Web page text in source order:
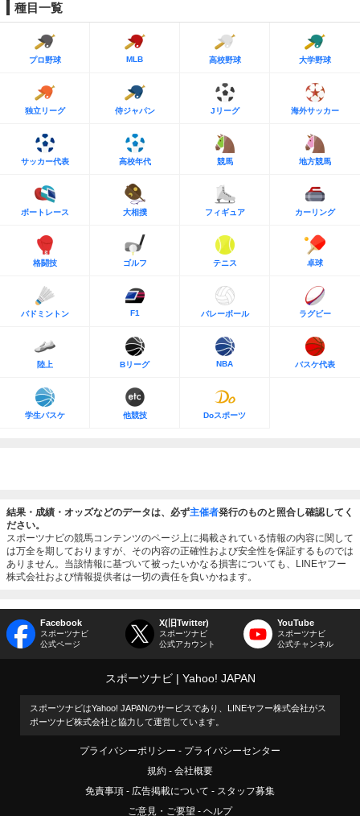
種目一覧
プロ野球 MLB 高校野球 大学野球
独立リーグ 侍ジャパン Jリーグ 海外サッカー
サッカー代表 高校年代 競馬 地方競馬
ボートレース 大相撲 フィギュア カーリング
格闘技 ゴルフ テニス 卓球
バドミントン F1 バレーボール ラグビー
陸上 Bリーグ NBA バスケ代表
学生バスケ 他競技 Doスポーツ
結果・成績・オッズなどのデータは、必ず主催者発行のものと照合し確認してく
ださい。
スポーツナビの競馬コンテンツのページ上に掲載されている情報の内容に関して
は万全を期しておりますが、その内容の正確性および安全性を保証するものでは
ありません。当該情報に基づいて被ったいかなる損害についても、LINEヤフー
株式会社および情報提供者は一切の責任を負いかねます。
Facebook
スポーツナビ
公式ページ
X(旧Twitter)
スポーツナビ
公式アカウント
YouTube
スポーツナビ
公式チャンネル
スポーツナビ Yahoo! JAPAN
スポーツナビはYahoo! JAPANのサービスであり、LINEヤフー株式会社がス
ポーツナビ株式会社と協力して運営しています。
プライバシーポリシー
プライバシーセンター
規約
会社概要
免責事項
広告掲載について
スタッフ募集
ご意見・ご要望
ヘルプ